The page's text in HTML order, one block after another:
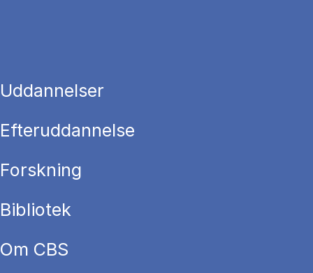
Uddannelser
Efteruddannelse
Forskning
Bibliotek
Om CBS